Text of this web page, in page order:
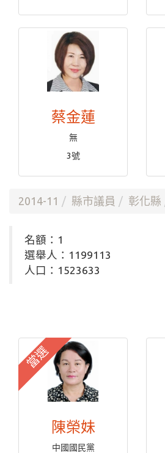
蔡金蓮
無
3號
2014-11 縣市議員 彰化縣
名額：1
選舉人：1199113
人口：1523633
當選
陳榮妹
中國國民黨